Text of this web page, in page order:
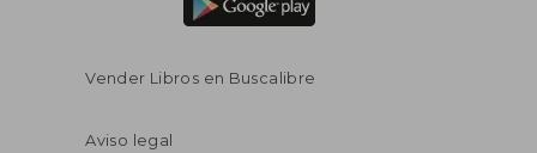
Vender Libros en Buscalibre
Aviso legal